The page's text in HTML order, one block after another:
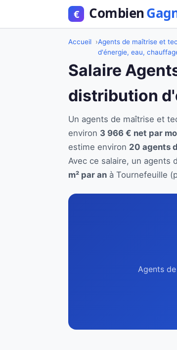
Accueil
Agents de maîtrise et
d'énergie, eau,
Salaire
distribution
Un agents de maîtrise et
environ 3 966 € net par
estime environ 20 agents
Avec ce salaire, un agents
m² par an à Tournefeuille
Agents